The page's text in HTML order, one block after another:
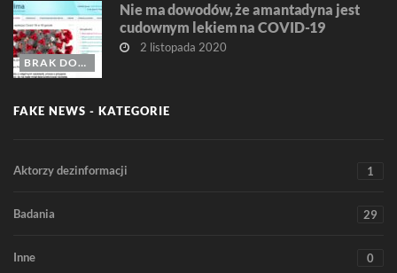
BRAK DOWODÓW
Nie ma dowodów, że amantadyna jest
cudownym lekiem na COVID-19
2 listopada 2020
FAKE NEWS - KATEGORIE
Aktorzy dezinformacji 1
Badania 29
Inne 0